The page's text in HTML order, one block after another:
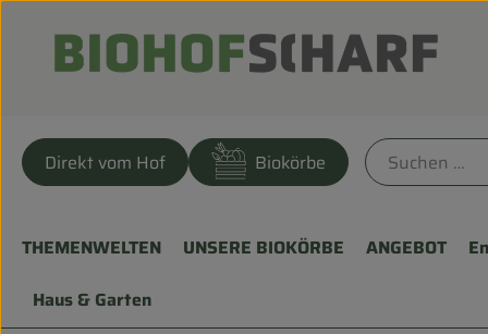
Direkt vom Hof Biokörbe
THEMENWELTEN UNSERE BIOKÖRBE ANGEBOT
Haus & Garten